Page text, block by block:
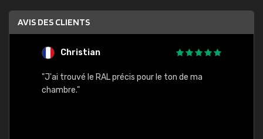
AVIS DES CLIENTS
Christian
"J'ai trouvé le RAL précis pour le ton de ma
chambre."